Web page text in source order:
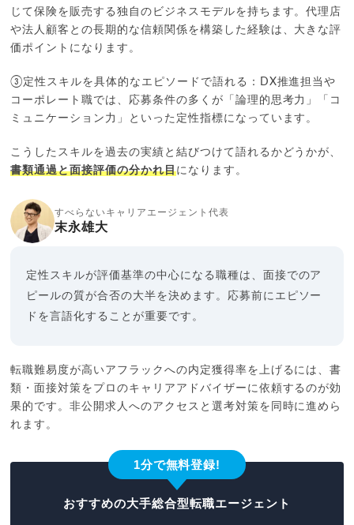
じて保険を販売する独自のビジネスモデルを持ちます。代理店
や法人顧客との長期的な信頼関係を構築した経験は、大きな評
価ポイントになります。
③定性スキルを具体的なエピソードで語れる：DX推進担当や
コーポレート職では、応募条件の多くが「論理的思考力」「コ
ミュニケーション力」といった定性指標になっています。
こうしたスキルを過去の実績と結びつけて語れるかどうかが、
書類通過と面接評価の分かれ目になります。
すべらないキャリアエージェント代表
末永雄大
定性スキルが評価基準の中心になる職種は、面接でのア
ピールの質が合否の大半を決めます。応募前にエピソー
ドを言語化することが重要です。
転職難易度が高いアフラックへの内定獲得率を上げるには、書
類・面接対策をプロのキャリアアドバイザーに依頼するのが効
果的です。非公開求人へのアクセスと選考対策を同時に進めら
れます。
1分で無料登録!
おすすめの大手総合型転職エージェント